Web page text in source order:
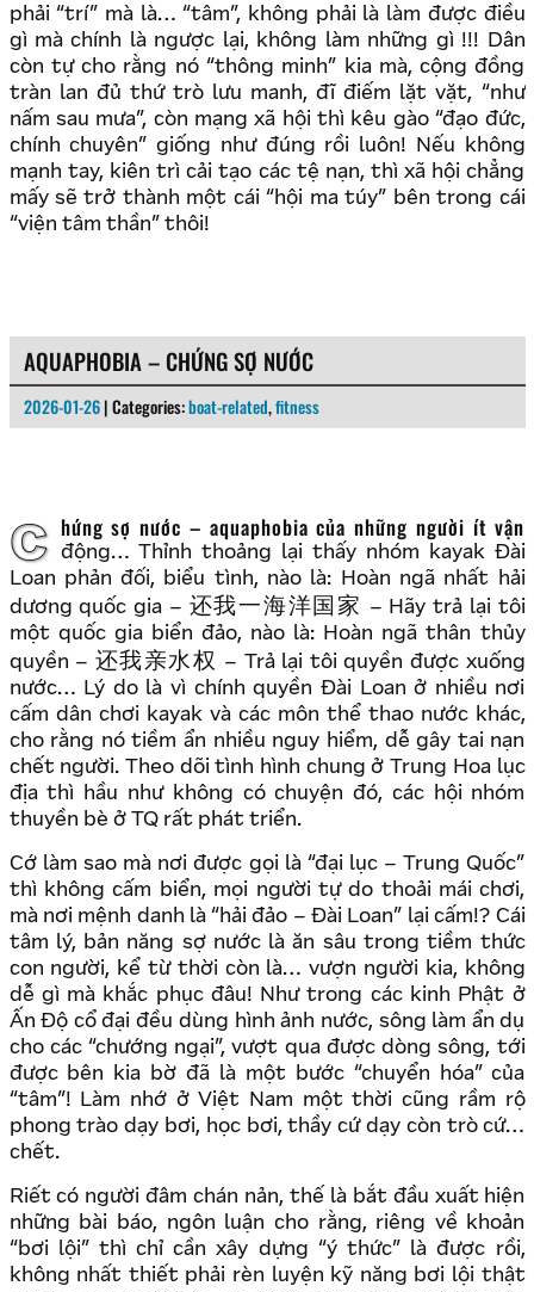
phải “trí” mà là… “tâm”, không phải là làm được điều
gì mà chính là ngược lại, không làm những gì !!! Dân
còn tự cho rằng nó “thông minh” kia mà, cộng đồng
tràn lan đủ thứ trò lưu manh, đĩ điếm lặt vặt, “như
nấm sau mưa”, còn mạng xã hội thì kêu gào “đạo đức,
chính chuyên” giống như đúng rồi luôn! Nếu không
mạnh tay, kiên trì cải tạo các tệ nạn, thì xã hội chẳng
mấy sẽ trở thành một cái “hội ma túy” bên trong cái
“viện tâm thần” thôi!
AQUAPHOBIA – CHỨNG SỢ NƯỚC
2026-01-26 | Categories:boat-related,fitness
Chứng sợ nước – aquaphobia của những người ít vận
động… Thỉnh thoảng lại thấy nhóm kayak Đài
Loan phản đối, biểu tình, nào là: Hoàn ngã nhất hải
dương quốc gia – 还我一海洋国家
– Hãy trả lại tôi
một quốc gia biển đảo, nào là: Hoàn ngã thân thủy
quyền – 还我亲水权
– Trả lại tôi quyền được xuống
nước… Lý do là vì chính quyền Đài Loan ở nhiều nơi
cấm dân chơi kayak và các môn thể thao nước khác,
cho rằng nó tiềm ẩn nhiều nguy hiểm, dễ gây tai nạn
chết người. Theo dõi tình hình chung ở Trung Hoa lục
địa thì hầu như không có chuyện đó, các hội nhóm
thuyền bè ở TQ rất phát triển.
Cớ làm sao mà nơi được gọi là “đại lục – Trung Quốc”
thì không cấm biển, mọi người tự do thoải mái chơi,
mà nơi mệnh danh là “hải đảo – Đài Loan” lại cấm!? Cái
tâm lý, bản năng sợ nước là ăn sâu trong tiềm thức
con người, kể từ thời còn là… vượn người kia, không
dễ gì mà khắc phục đâu! Như trong các kinh Phật ở
Ấn Độ cổ đại đều dùng hình ảnh nước, sông làm ẩn dụ
cho các “chướng ngại”, vượt qua được dòng sông, tới
được bên kia bờ đã là một bước “chuyển hóa” của
“tâm”! Làm nhớ ở Việt Nam một thời cũng rầm rộ
phong trào dạy bơi, học bơi, thầy cứ dạy còn trò cứ…
chết.
Riết có người đâm chán nản, thế là bắt đầu xuất hiện
những bài báo, ngôn luận cho rằng, riêng về khoản
“bơi lội” thì chỉ cần xây dựng “ý thức” là được rồi,
không nhất thiết phải rèn luyện kỹ năng bơi lội thật